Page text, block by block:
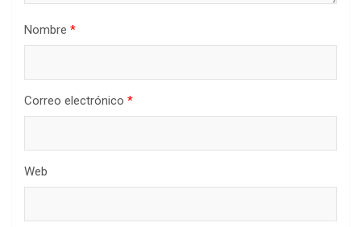
Nombre *
Correo electrónico *
Web